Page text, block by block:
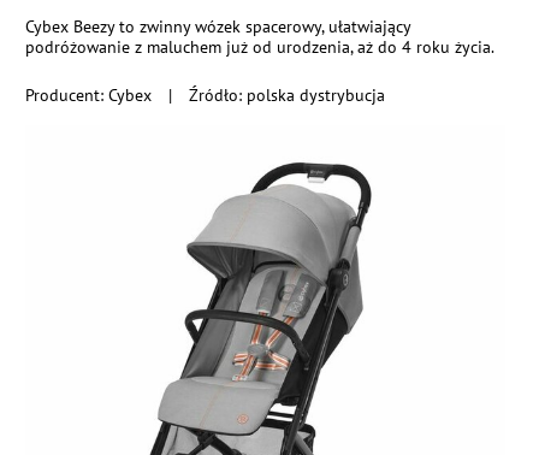
Producent:Cybex | Źródło: polska dystrybucja
Cybex Beezy to zwinny wózek spacerowy, ułatwiający
podróżowanie z maluchem już od urodzenia, aż do 4 roku życia.